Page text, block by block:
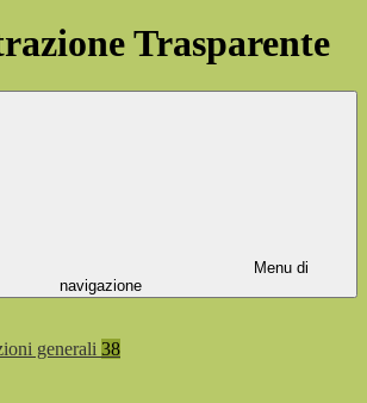
Trasparente
Menu di
navigazione
generali 38